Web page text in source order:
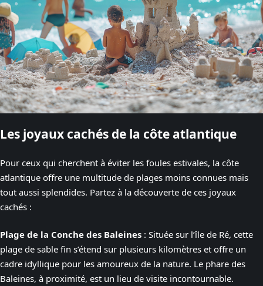
Les joyaux cachés de la côte atlantique
Pour ceux qui cherchent à éviter les foules estivales, la côte
atlantique offre une multitude de plages moins connues mais
tout aussi splendides. Partez à la découverte de ces joyaux
cachés :
Plage de la Conche des Baleines : Située sur l’île de Ré, cette
plage de sable fin s’étend sur plusieurs kilomètres et offre un
cadre idyllique pour les amoureux de la nature. Le phare des
Baleines, à proximité, est un lieu de visite incontournable.